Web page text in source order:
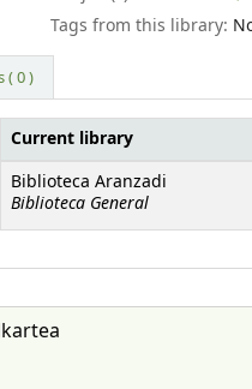
Tags from this library:
( 0 )
Current library
Biblioteca Aranzadi
Biblioteca General